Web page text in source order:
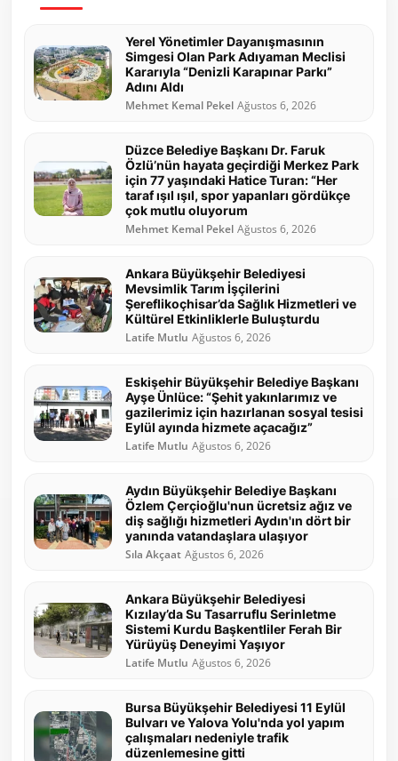
Yerel Yönetimler Dayanışmasının
Simgesi Olan Park Adıyaman Meclisi
Kararıyla “Denizli Karapınar Parkı”
Adını Aldı
Mehmet Kemal Pekel Ağustos 6, 2026
Düzce Belediye Başkanı Dr. Faruk
Özlü’nün hayata geçirdiği Merkez Park
için 77 yaşındaki Hatice Turan: “Her
taraf ışıl ışıl, spor yapanları gördükçe
çok mutlu oluyorum
Mehmet Kemal Pekel Ağustos 6, 2026
Ankara Büyükşehir Belediyesi
Mevsimlik Tarım İşçilerini
Şereflikoçhisar’da Sağlık Hizmetleri ve
Kültürel Etkinliklerle Buluşturdu
Latife Mutlu Ağustos 6, 2026
Eskişehir Büyükşehir Belediye Başkanı
Ayşe Ünlüce: “Şehit yakınlarımız ve
gazilerimiz için hazırlanan sosyal tesisi
Eylül ayında hizmete açacağız”
Latife Mutlu Ağustos 6, 2026
Aydın Büyükşehir Belediye Başkanı
Özlem Çerçioğlu'nun ücretsiz ağız ve
diş sağlığı hizmetleri Aydın'ın dört bir
yanında vatandaşlara ulaşıyor
Sıla Akçaat Ağustos 6, 2026
Ankara Büyükşehir Belediyesi
Kızılay’da Su Tasarruflu Serinletme
Sistemi Kurdu Başkentliler Ferah Bir
Yürüyüş Deneyimi Yaşıyor
Latife Mutlu Ağustos 6, 2026
Bursa Büyükşehir Belediyesi 11 Eylül
Bulvarı ve Yalova Yolu'nda yol yapım
çalışmaları nedeniyle trafik
düzenlemesine gitti